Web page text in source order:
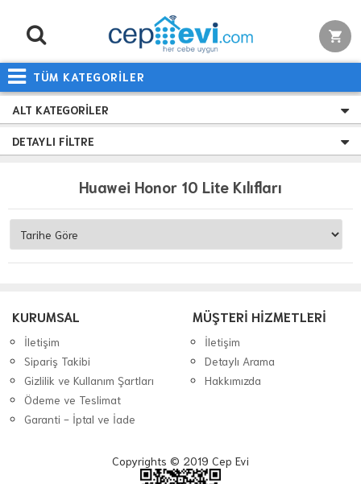
TÜM KATEGORİLER
ALT KATEGORILER
DETAYLI FILTRE
Huawei Honor 10 Lite Kılıfları
KURUMSAL
İletişim
Sipariş Takibi
Gizlilik ve Kullanım Şartları
Ödeme ve Teslimat
Garanti - İptal ve İade
MÜŞTERİ HİZMETLERİ
İletişim
Detaylı Arama
Hakkımızda
Copyrights © 2019 Cep Evi